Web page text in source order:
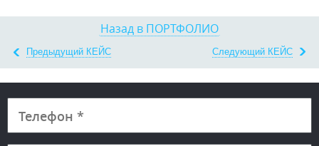
Предыдущий КЕЙС
Назад в ПОРТФОЛИО
Следующий КЕЙС